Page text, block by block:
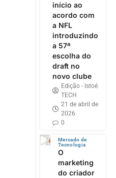
início ao
acordo com
a NFL
introduzindo
a 57ª
escolha do
draft no
novo clube
Edição - Istoé
TECH
21 de abril de
2026
0
Mercado de
Tecnologia
O
marketing
do criador